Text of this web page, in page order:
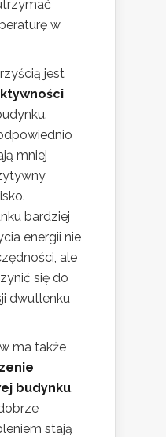
w
jest
mniej
bardziej
energii nie
ale
się do
dwutlenku
ma także
budynku.
stają